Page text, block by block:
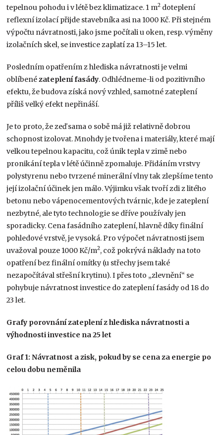
tepelnou pohodu i v létě bez klimatizace. 1 m2 doteplení
reflexní izolací přijde stavebníka asi na 1000 Kč. Při stejném
výpočtu návratnosti, jako jsme počítali u oken, resp. výměny
izolačních skel, se investice zaplatí za 13–15 let.
Posledním opatřením z hlediska návratnosti je velmi
oblíbené zateplení fasády. Odhlédneme-li od pozitivního
efektu, že budova získá nový vzhled, samotné zateplení
příliš velký efekt nepřináší.
Je to proto, že zeď sama o sobě má již relativně dobrou
schopnost izolovat. Mnohdy je tvořena i materiály, které mají
velkou tepelnou kapacitu, což únik tepla v zimě nebo
pronikání tepla v létě účinně zpomaluje. Přidáním vrstvy
polystyrenu nebo tvrzené minerální vlny tak zlepšíme tento
její izolační účinek jen málo. Výjimku však tvoří zdi z litého
betonu nebo vápenocementových tvárnic, kde je zateplení
nezbytné, ale tyto technologie se dříve používaly jen
sporadicky. Cena fasádního zateplení, hlavně díky finální
pohledové vrstvě, je vysoká. Pro výpočet návratnosti jsem
uvažoval pouze 1000 Kč/m2, což pokrývá náklady na toto
opatření bez finální omítky (u střechy jsem také
nezapočítával střešní krytinu). I přes toto „zlevnění“ se
pohybuje návratnost investice do zateplení fasády od 18 do
23 let.
Grafy porovnání zateplení z hlediska návratnosti a
výhodnosti investice na 25 let
Graf 1: Návratnost a zisk, pokud by se cena za energie po
celou dobu neměnila